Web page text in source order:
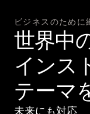
ビジネスのために
世界中
インス
テーマ
未来にも対応